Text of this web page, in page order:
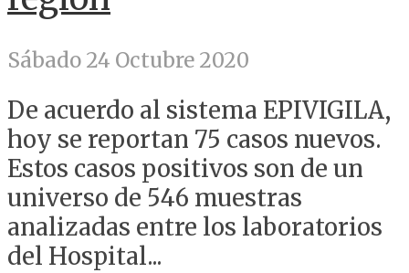
Sábado 24 Octubre 2020
De acuerdo al sistema EPIVIGILA,
hoy se reportan 75 casos nuevos.
Estos casos positivos son de un
universo de 546 muestras
analizadas entre los laboratorios
del Hospital...